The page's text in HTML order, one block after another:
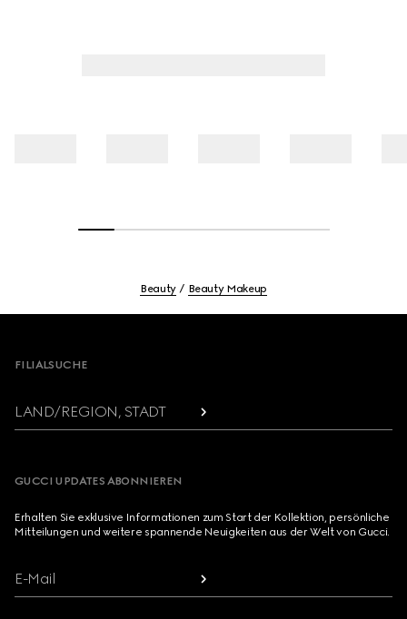
Beauty Beauty Makeup
FILIALSUCHE
LAND/REGION, STADT
GUCCI UPDATES ABONNIEREN
Erhalten Sie exklusive Informationen zum Start der Kollektion, persönliche
Mitteilungen und weitere spannende Neuigkeiten aus der Welt von Gucci.
E-Mail